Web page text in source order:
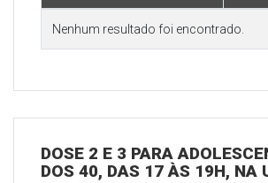
Nenhum resultado foi encontrado.
DOSE 2 E 3 PARA
DOS 40, DAS 17 ÀS 19H, NA